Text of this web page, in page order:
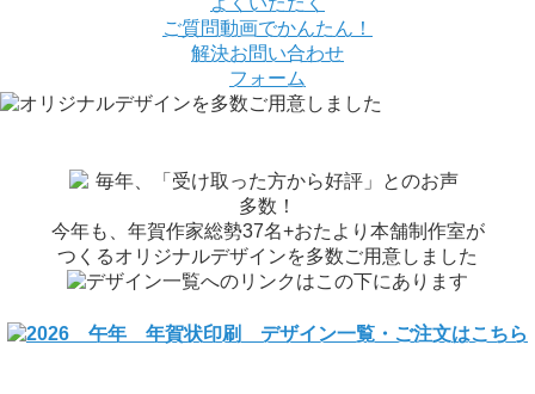
ご質問動画でかんたん！
解決お問い合わせ
フォーム
今年も、年賀作家総勢37名+おたより本舗制作室が
つくるオリジナルデザインを多数ご用意しました